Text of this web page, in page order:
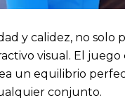
y calidez, no solo
visual. El
un equilibrio
conjunto.